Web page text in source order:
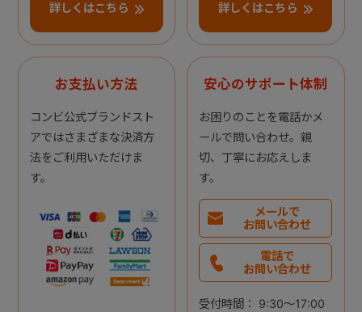
詳しくはこちら 詳しくはこちら
お支払い方法
コンビ公式ブランドスト
アではさまざまな決済方
法をご利用いただけま
す。
安心のサポート体制
お困りのことを電話かメ
ールで問い合わせ。親
切、丁寧にお応えしま
す。
メールで
お問い合わせ
電話で
お問い合わせ
受付時間： 9:30～17:00